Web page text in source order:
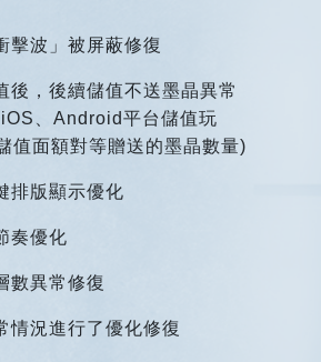
擊波」被屏蔽修復
後，後續儲值不送墨晶異常
、Android平台儲值玩
值面額對等贈送的墨晶數量)
排版顯示優化
奏優化
數異常修復
情況進行了優化修復